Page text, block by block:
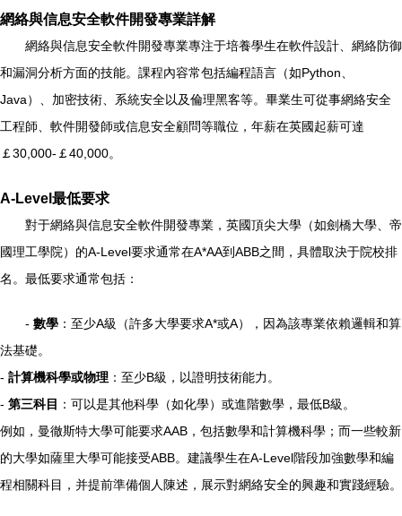
網絡與信息安全軟件開發專業詳解
網絡與信息安全軟件開發專業專注于培養學生在軟件設計、網絡防御
和漏洞分析方面的技能。課程內容常包括編程語言（如Python、
Java）、加密技術、系統安全以及倫理黑客等。畢業生可從事網絡安全
工程師、軟件開發師或信息安全顧問等職位，年薪在英國起薪可達
￡30,000-￡40,000。
A-Level最低要求
對于網絡與信息安全軟件開發專業，英國頂尖大學（如劍橋大學、帝
國理工學院）的A-Level要求通常在A*AA到ABB之間，具體取決于院校排
名。最低要求通常包括：
- 數學 ：至少A級（許多大學要求A*或A），因為該專業依賴邏輯和算
法基礎。
- 計算機科學或物理 ：至少B級，以證明技術能力。
- 第三科目 ：可以是其他科學（如化學）或進階數學，最低B級。
例如，曼徹斯特大學可能要求AAB，包括數學和計算機科學；而一些較新
的大學如薩里大學可能接受ABB。建議學生在A-Level階段加強數學和編
程相關科目，并提前準備個人陳述，展示對網絡安全的興趣和實踐經驗。